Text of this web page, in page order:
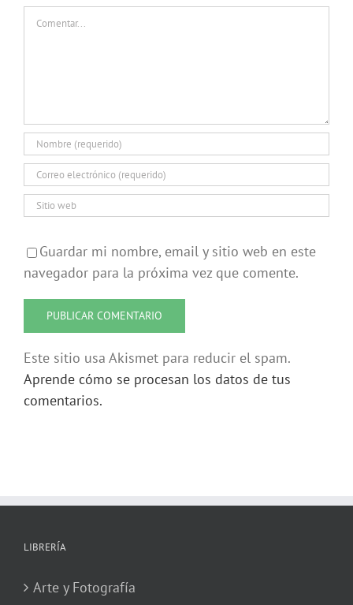
Comentar
Guardar mi nombre, email y sitio web en este
navegador para la próxima vez que comente.
Este sitio usa Akismet para reducir el spam.
Aprende cómo se procesan los datos de tus
comentarios.
LIBRERÍA
Arte y Fotografía